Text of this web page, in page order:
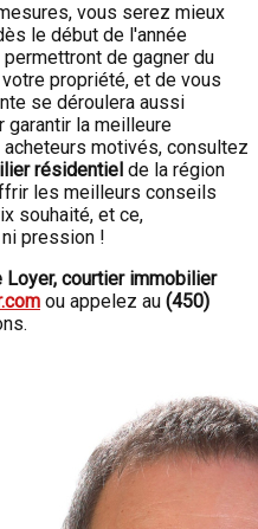
vous serez mieux
le début de l'année
de gagner du
propriété, et de vous
se déroulera aussi
garantir la meilleure
motivés, consultez
résidentiel de la région
les meilleurs conseils
souhaité, et ce,
pression !
Loyer, courtier immobilier
ou appelez au (450)